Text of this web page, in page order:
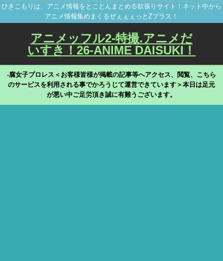
ひきこもりは、アニメ情報をとことんまとめる欲張りサイト！ネット中から
アニメ情報集めまくるぜぇぇぇっとZプラス！
アニメッフル2-特撮.アニメだ
いすき！26-ANIME DAISUKI！
-腐女子プロレス＜お客様皆様が掲載の記事等へアクセス、閲覧、こちら
のサービスを利用される事でかろうじて運営できています＞本日は足元
が悪い中ご足労頂き誠に有難うございます。